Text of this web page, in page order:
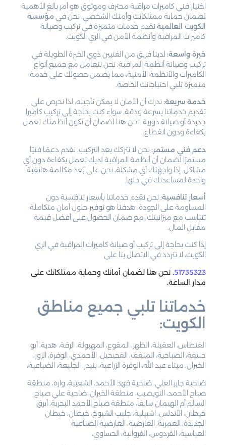
اختيار فني كاميرات مراقبة محترف وموثوق هو أمر بالغ الأهمية
لضمان حماية ممتلكاتك وأمنك الشخصي. نحن في مؤسسة
الكويت العالمية نقدم خدمات متميزة في تركيب وصيانة
كاميرات المراقبة وأنظمة الأمن في الري الكويت.
خبرة واسعة: لدينا فريق من الفنيين ذوي الخبرة الطويلة في
تركيب وصيانة أنظمة المراقبة. نحن نتعامل مع جميع أنواع
الكاميرات والأنظمة الأمنية، مما يضمن حصولك على خدمة
متميزة تلبي احتياجاتك الخاصة.
خدمة سريعة: ندرك أن الأمان لا يمكن تأجيله، لذا نحرص على
تقديم خدماتنا بسرعة ودقة. سواء كنت بحاجة إلى تركيب كاميرا
جديدة أو صيانة دورية، نحن هنا لضمان أن تكون أنظمتك تعمل
بكفاءة ودون انقطاع.
دعم فني مستمر: نحن لا نتركك بعد التركيب. نقدم دعمًا فنيًا
مستمرًا لضمان أن أنظمة المراقبة لديك تعمل بكفاءة دون أي
مشاكل. إذا واجهتك أي مشكلة، نحن على بُعد مكالمة هاتفية
واحدة لمساعدتك في حلها.
أسعار تنافسية: نحن نقدم خدماتنا بأسعار تنافسية دون
المساومة على الجودة. هدفنا هو توفير حلول أمان متكاملة
تتناسب مع ميزانيتك، مع ضمان الحصول على أفضل قيمة
مقابل المال.
إذا كنت بحاجة إلى تركيب أو صيانة كاميرات المراقبة في الري
الكويت، لا تتردد في الاتصال بنا على
51735323. نحن هنا لضمان أمانك وحماية ممتلكاتك على
مدار الساعة.
خدماتنا تلبي جميع مناطق
الكويت:
الفنطاس، العقيلة، الظهر، المقوع، المهبولة، الرقة، هدية، أبو
حليفة، الصباحية، المنقف، الفحيحيل، الأحمدي، الوفرة، الزور،
الخيران، ميناء عبد الله، الوفرة الزراعية، بنيدر، الجليعة، الضباعية،
ضاحية جابر العلي، ضاحية فهد الأحمد، الشعيبة، واره، منطقة
صباح الأحمد، النويصيب، منطقة الخيران، ضاحية علي صباح
السالم أم الهيمان سابقاً، منطقة صباح الأحمد البحرية، أبرق
خيطان، الأندلس، اشبيلية، جليب الشيوخ، خيطان، خيطان
الجديدة، العمرية، العارضية، العارضية الصناعية
العباسية، الفردوس، الفروانية، الحساوي،